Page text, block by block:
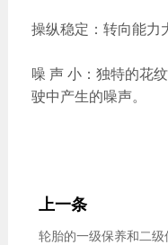
操纵稳定：转向能力
噪 声 小：独特的花
驶中产生的噪声。
上一条
轮胎的一级保养和二级